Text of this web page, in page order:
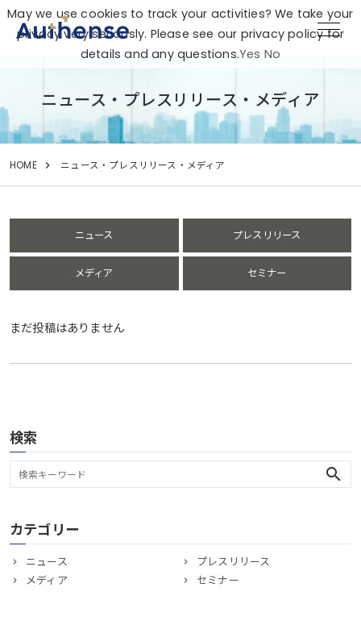
ニュース・プレスリリース・メディア
HOME ニュース・プレスリリース・メディア
ニュース プレスリリース
メディア セミナー
まだ投稿はありません
検索
search
カテゴリー
ニュース
プレスリリース
メディア
セミナー
May we use cookies to track your activities? We take your
privacy very seriously. Please see our privacy policy for
details and any questions.Yes No